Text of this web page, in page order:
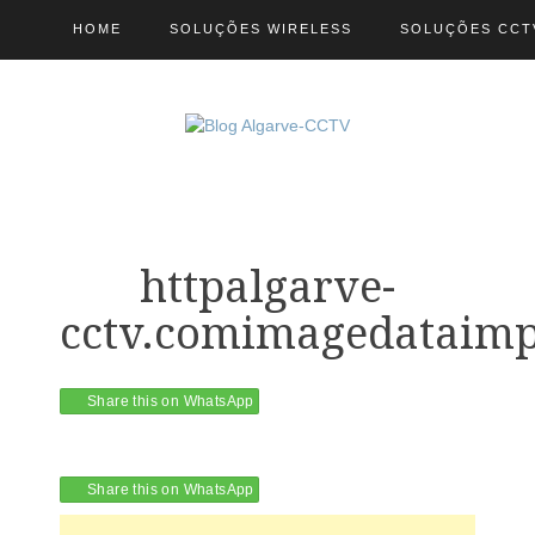
HOME SOLUÇÕES WIRELESS SOLUÇÕES
httpalgarve-
Share this on WhatsApp
Share this on WhatsApp